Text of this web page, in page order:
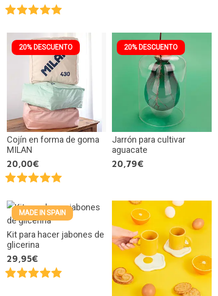
20% DESCUENTO
Cojín en forma de goma
MILAN
20,00€
20% DESCUENTO
Jarrón para cultivar
aguacate
20,79€
MADE IN SPAIN
Kit para hacer jabones de
glicerina
29,95€